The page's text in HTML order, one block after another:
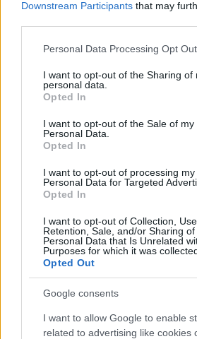
Downstream Participants that may
Please note that this website/app uses
not limited to your visit or usage
grant or deny consent to Google and
use your data for below specified
consent section.
Personal Data Processing Opt
I want to opt-out of the Sharing of
personal data.
Opted In
I want to opt-out of the Sale of my
Personal Data.
Opted In
I want to opt-out of processing my
Personal Data for Targeted
Opted In
I want to opt-out of Collection, Use,
Retention, Sale, and/or Sharing of
Personal Data that Is Unrelated
Purposes for which it was
Opted Out
Google consents
I want to allow Google to enable
related to advertising like cookies
ΤΟΥΡΚΙΑ
06/07/2026 - 13:02
Το παρασκήνιο της
Ερντογάν στην Άγκυρα:
παζάρια με φόντο το
Ανατολική Μεσόγειο
Η τουρκική πλευρά
παρουσία του Ισραήλ από τη
στάση που θα τηρήσει η
σχεδιάζει τις επόμενες
νομοσχεδίου για τη